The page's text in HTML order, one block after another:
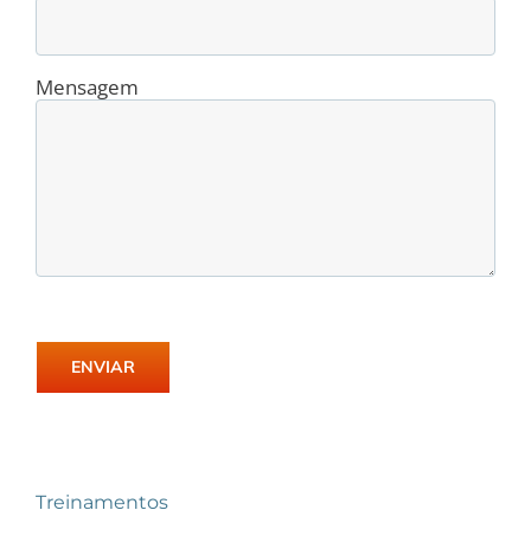
Mensagem
Treinamentos